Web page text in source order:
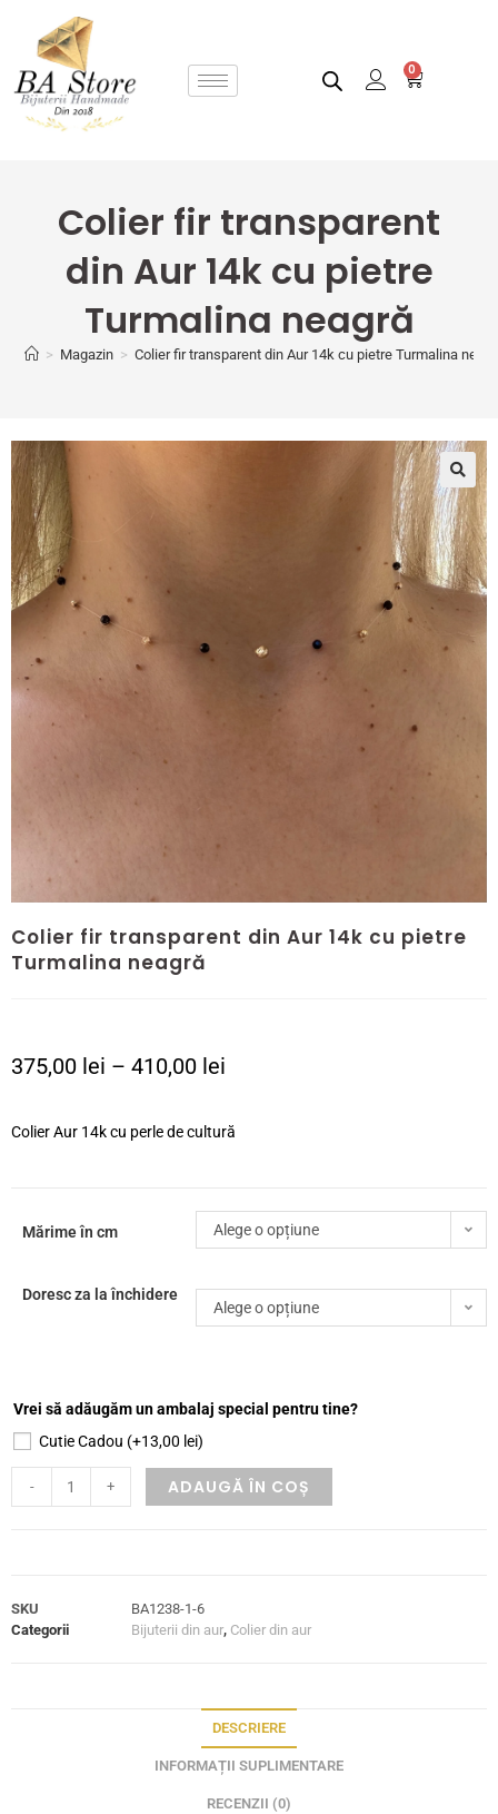
0
Colier fir transparent
din Aur 14k cu pietre
Turmalina neagră
> Magazin > Colier fir transparent din Aur 14k cu pietre Turmalina
🔍
Colier fir transparent din Aur 14k cu pietre
Turmalina neagră
375,00 lei – 410,00 lei
Colier Aur 14k cu perle de cultură
Mărime în cm Alege o opțiune
Doresc za la închidere
Alege o opțiune
Vrei să adăugăm un ambalaj special pentru tine?
Cutie Cadou (+13,00 lei)
- + ADAUGĂ ÎN COȘ
SKU
BA1238-1-6
Categorii
Bijuterii din aur, Colier din aur
DESCRIERE
INFORMAȚII SUPLIMENTARE
RECENZII (0)